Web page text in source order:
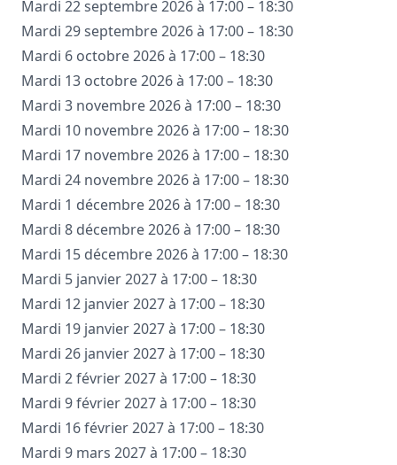
Mardi 22 septembre 2026 à 17:00 – 18:30
Mardi 29 septembre 2026 à 17:00 – 18:30
Mardi 6 octobre 2026 à 17:00 – 18:30
Mardi 13 octobre 2026 à 17:00 – 18:30
Mardi 3 novembre 2026 à 17:00 – 18:30
Mardi 10 novembre 2026 à 17:00 – 18:30
Mardi 17 novembre 2026 à 17:00 – 18:30
Mardi 24 novembre 2026 à 17:00 – 18:30
Mardi 1 décembre 2026 à 17:00 – 18:30
Mardi 8 décembre 2026 à 17:00 – 18:30
Mardi 15 décembre 2026 à 17:00 – 18:30
Mardi 5 janvier 2027 à 17:00 – 18:30
Mardi 12 janvier 2027 à 17:00 – 18:30
Mardi 19 janvier 2027 à 17:00 – 18:30
Mardi 26 janvier 2027 à 17:00 – 18:30
Mardi 2 février 2027 à 17:00 – 18:30
Mardi 9 février 2027 à 17:00 – 18:30
Mardi 16 février 2027 à 17:00 – 18:30
Mardi 9 mars 2027 à 17:00 – 18:30